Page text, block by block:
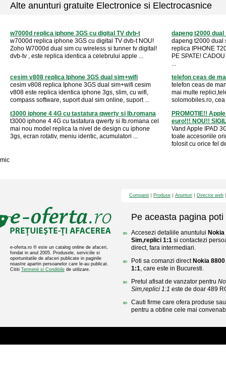
Alte anunturi gratuite Electronice si Electrocasnice
w7000d replica iphone 3GS cu digital TV dvb-t
w7000d replica iphone 3GS cu digital TV dvb-t NOU!
Zoho W7000d dual sim cu wireless si tunner tv digital!
dvb-tv , este replica identica a celebrului apple ...
dapeng t2000
dapeng t2000 dual
replica IPHONE
PE SPATE!
...
cesim v808 replica Iphone 3GS dual sim+wifi
cesim v808 replica Iphone 3GS dual sim+wifi cesim
v808 este replica identica iphone 3gs, slim, cu wifi,
compass software, suport dual sim online, suport ...
telefon ceas de
telefon ceas de
mai multe
solomobiles.ro,
t3000 iphone 4 4G cu tastatura qwerty si lb.romana
t3000 iphone 4 4G cu tastatura qwerty si lb.romana cel
mai nou model replica la nivel de design cu iphone
3gs, ecran rotativ, meniu identic, acumulatori ...
PROMOTIE!!
euro!!! NOU!!
Vand Apple IPAD
toate accesoriile
folosit cu orice fel
mic
e-oferta.ro ® este un catalog online de afaceri,
fondat in anul 2005. Produsele, serviciile si
oportunitatile de afaceri publicate in paginile
noastre apartin persoanelor care le-au publicat.
Cititi Termenii si Conditiile de utilizare.
Companii Produse Anunturi Director web
Pe aceasta pagina poti
Accesezi detaliile anuntului
Sim,replici 1:1 si contactezi
direct, fara intermediari.
Poti sa comanzi direct Nokia
1:1, care este in Bucuresti.
Pretul afisat de vanzator pentru
Sim,replici 1:1 este de doar 489
Cauti firme care ofera produse
pentru a obtine cele mai